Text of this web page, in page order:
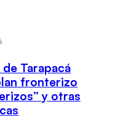
Tarapacá
fronterizo
y otras